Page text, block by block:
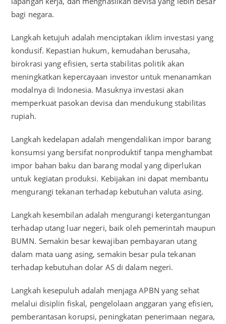
bagi negara.
Langkah ketujuh adalah menciptakan iklim investasi yang
kondusif. Kepastian hukum, kemudahan berusaha,
birokrasi yang efisien, serta stabilitas politik akan
meningkatkan kepercayaan investor untuk menanamkan
modalnya di Indonesia. Masuknya investasi akan
memperkuat pasokan devisa dan mendukung stabilitas
rupiah.
Langkah kedelapan adalah mengendalikan impor barang
konsumsi yang bersifat nonproduktif tanpa menghambat
impor bahan baku dan barang modal yang diperlukan
untuk kegiatan produksi. Kebijakan ini dapat membantu
mengurangi tekanan terhadap kebutuhan valuta asing.
Langkah kesembilan adalah mengurangi ketergantungan
terhadap utang luar negeri, baik oleh pemerintah maupun
BUMN. Semakin besar kewajiban pembayaran utang
dalam mata uang asing, semakin besar pula tekanan
terhadap kebutuhan dolar AS di dalam negeri.
Langkah kesepuluh adalah menjaga APBN yang sehat
melalui disiplin fiskal, pengelolaan anggaran yang efisien,
pemberantasan korupsi, peningkatan penerimaan negara,